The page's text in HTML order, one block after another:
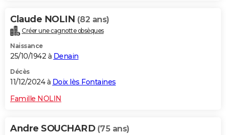
Claude NOLIN (82 ans)
Créer une cagnotte obsèques
Naissance
25/10/1942 à Denain
Décès
11/12/2024 à Doix lès Fontaines
Famille NOLIN
Andre SOUCHARD (75 ans)